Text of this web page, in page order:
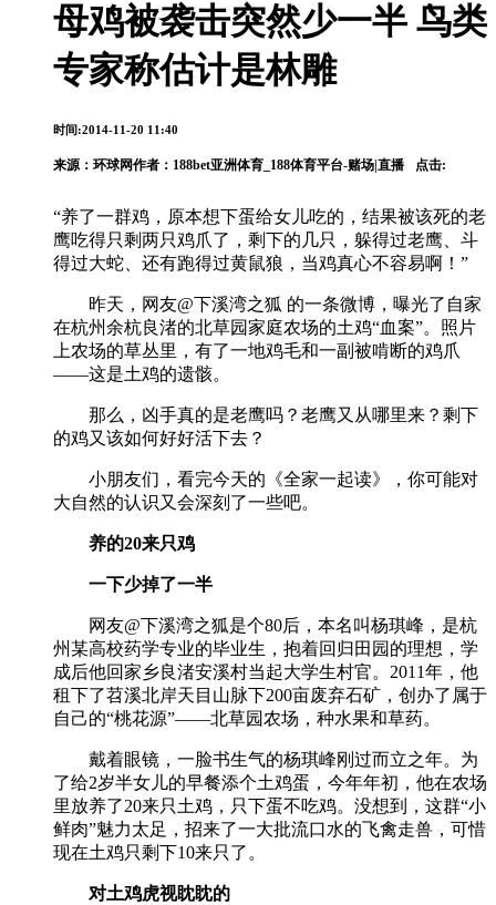
母鸡被袭击突然少一半 鸟类
专家称估计是林雕
时间:2014-11-20 11:40
来源： 环球网作者：188bet亚洲体育_188体育平台-赌场|直播 点击:
“养了一群鸡，原本想下蛋给女儿吃的，结果被该死的老
鹰吃得只剩两只鸡爪了，剩下的几只，躲得过老鹰、斗
得过大蛇、还有跑得过黄鼠狼，当鸡真心不容易啊！”
昨天，网友@下溪湾之狐 的一条微博，曝光了自家
在杭州余杭良渚的北草园家庭农场的土鸡“血案”。照片
上农场的草丛里，有了一地鸡毛和一副被啃断的鸡爪
——这是土鸡的遗骸。
那么，凶手真的是老鹰吗？老鹰又从哪里来？剩下
的鸡又该如何好好活下去？
小朋友们，看完今天的《全家一起读》，你可能对
大自然的认识又会深刻了一些吧。
养的20来只鸡
一下少掉了一半
网友@下溪湾之狐是个80后，本名叫杨琪峰，是杭
州某高校药学专业的毕业生，抱着回归田园的理想，学
成后他回家乡良渚安溪村当起大学生村官。2011年，他
租下了苕溪北岸天目山脉下200亩废弃石矿，创办了属于
自己的“桃花源”——北草园农场，种水果和草药。
戴着眼镜，一脸书生气的杨琪峰刚过而立之年。为
了给2岁半女儿的早餐添个土鸡蛋，今年年初，他在农场
里放养了20来只土鸡，只下蛋不吃鸡。没想到，这群“小
鲜肉”魅力太足，招来了一大批流口水的飞禽走兽，可惜
现在土鸡只剩下10来只了。
对土鸡虎视眈眈的